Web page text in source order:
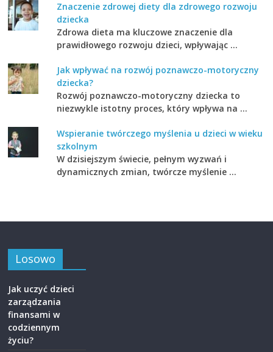
Znaczenie zdrowej diety dla zdrowego rozwoju
dziecka
Zdrowa dieta ma kluczowe znaczenie dla
prawidłowego rozwoju dzieci, wpływając …
Jak wpływać na rozwój poznawczo-motoryczny
dziecka?
Rozwój poznawczo-motoryczny dziecka to
niezwykle istotny proces, który wpływa na …
Wspieranie twórczego myślenia u dzieci w wieku
szkolnym
W dzisiejszym świecie, pełnym wyzwań i
dynamicznych zmian, twórcze myślenie …
Losowo
Jak uczyć dzieci
zarządzania
finansami w
codziennym
życiu?